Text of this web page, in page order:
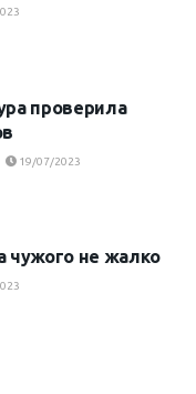
проверила
19/07/2023
чужого не жалко